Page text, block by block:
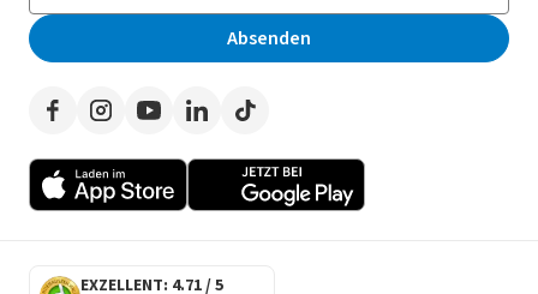
Erklärung zur Barrierefreiheit
Presse
Leasing-Lexikon
Auto-Tests
Werben auf LeasingMarkt.de
Leasing-Vergleiche
Herstellerverzeichnis
Händlerverzeichnis
Absenden
EXZELLENT: 4.71 / 5